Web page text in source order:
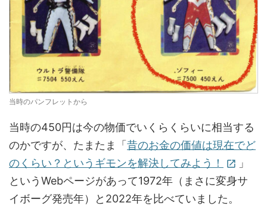
当時のパンフレットから
当時の450円は今の物価でいくらくらいに相当する
のかですが、たまたま「 昔のお金の価値は現在でど
のくらい？というギモンを解決してみよう！
open_in_new
」
というWebページがあって1972年（まさに変身サ
イボーグ発売年）と2022年を比べていました。